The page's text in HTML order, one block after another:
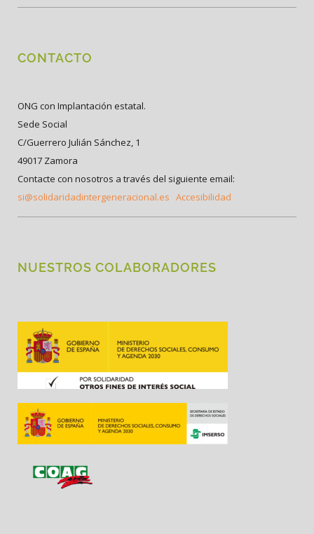
CONTACTO
ONG con Implantación estatal.
Sede Social
C/Guerrero Julián Sánchez, 1
49017 Zamora
Contacte con nosotros a través del siguiente email:
si@solidaridadintergeneracional.es Accesibilidad
NUESTROS COLABORADORES